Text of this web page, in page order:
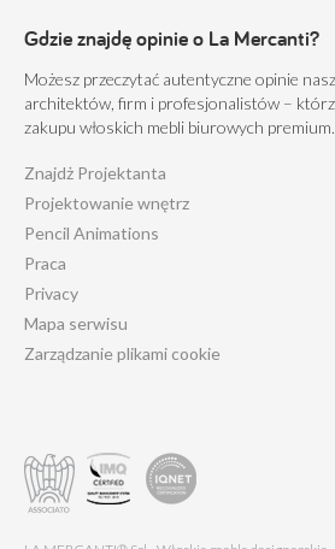
Gdzie znajdę opinie o La Mercanti?
Możesz przeczytać autentyczne opinie
architektów, firm i profesjonalistów –
zakupu włoskich mebli biurowych premium.
Znajdż Projektanta
Projektowanie wnętrz
Pencil Animations
Praca
Privacy
Mapa serwisu
Zarządzanie plikami cookie